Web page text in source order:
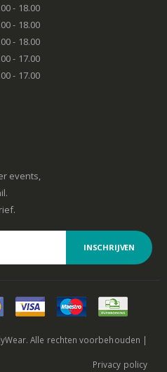
- 18.00
- 18.00
- 18.00
- 17.00
- 17.00
events,
INSCHRIJVEN
Alle rechten voorbehouden |
Privacy policy